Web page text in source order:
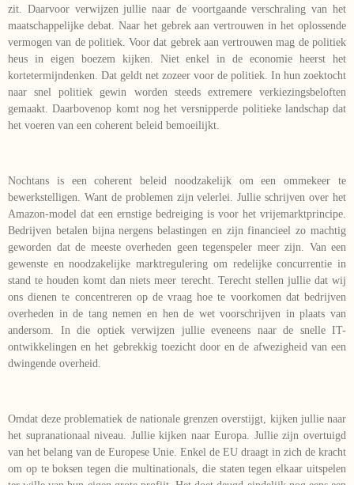
zit. Daarvoor verwijzen jullie naar de voortgaande verschraling van het
maatschappelijke debat. Naar het gebrek aan vertrouwen in het oplossende
vermogen van de politiek. Voor dat gebrek aan vertrouwen mag de politiek
heus in eigen boezem kijken. Niet enkel in de economie heerst het
kortetermijndenken. Dat geldt net zozeer voor de politiek. In hun zoektocht
naar snel politiek gewin worden steeds extremere verkiezingsbeloften
gemaakt. Daarbovenop komt nog het versnipperde politieke landschap dat
het voeren van een coherent beleid bemoeilijkt.
Nochtans is een coherent beleid noodzakelijk om een ommekeer te
bewerkstelligen. Want de problemen zijn velerlei. Jullie schrijven over het
Amazon-model dat een ernstige bedreiging is voor het vrijemarktprincipe.
Bedrijven betalen bijna nergens belastingen en zijn financieel zo machtig
geworden dat de meeste overheden geen tegenspeler meer zijn. Van een
gewenste en noodzakelijke marktregulering om redelijke concurrentie in
stand te houden komt dan niets meer terecht. Terecht stellen jullie dat wij
ons dienen te concentreren op de vraag hoe te voorkomen dat bedrijven
overheden in de tang nemen en hen de wet voorschrijven in plaats van
andersom. In die optiek verwijzen jullie eveneens naar de snelle IT-
ontwikkelingen en het gebrekkig toezicht door en de afwezigheid van een
dwingende overheid.
Omdat deze problematiek de nationale grenzen overstijgt, kijken jullie naar
het supranationaal niveau. Jullie kijken naar Europa. Jullie zijn overtuigd
van het belang van de Europese Unie. Enkel de EU draagt in zich de kracht
om op te boksen tegen die multinationals, die staten tegen elkaar uitspelen